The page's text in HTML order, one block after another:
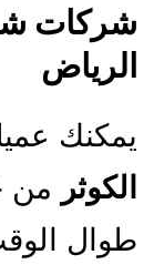
شركات
الرياض
يمكنك
الكوثر من
طوال